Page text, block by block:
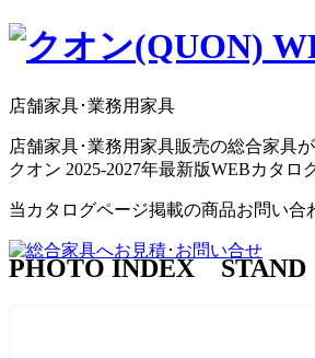
店舗家具･業務用家具
店舗家具･業務用家具販売の総合家具
クオン 2025-2027年最新版WEBカタロ
当カタログページ掲載の商品お問い
PHOTO INDEX STAND